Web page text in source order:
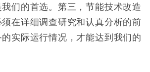
们的首选。第三，节能技术改造
在详细调查研究和认真分析的前
实际运行情况，才能达到我们的